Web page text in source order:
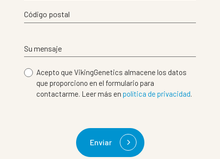
Código postal
Su mensaje
Acepto que VikingGenetics almacene los datos
que proporciono en el formulario para
contactarme. Leer más en política de privacidad.
Enviar